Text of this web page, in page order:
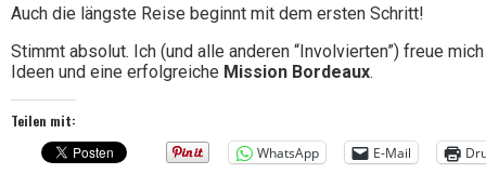
Auch die längste Reise beginnt mit dem ersten Schritt!
Stimmt absolut. Ich (und alle anderen “Involvierten”) freue
Ideen und eine erfolgreiche Mission Bordeaux.
Teilen mit:
WhatsApp
E-Mail